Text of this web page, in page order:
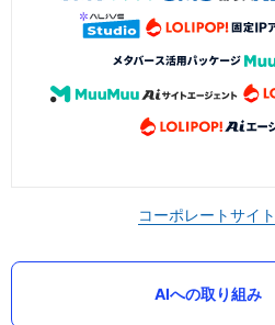
コーポレートサイト
AIへの取り組み